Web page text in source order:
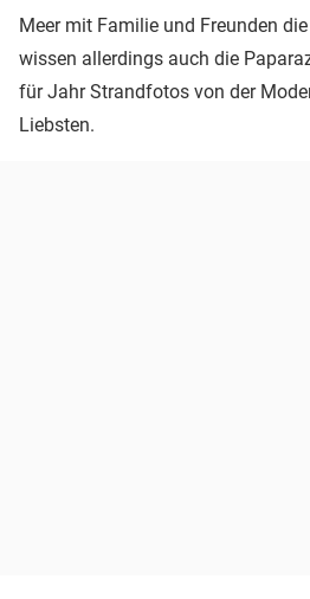
Meer mit Familie und Freunden
wissen allerdings auch die
für Jahr Strandfotos von der
Liebsten.